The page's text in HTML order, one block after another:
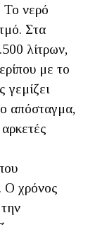
Το νερό
Στα
λίτρων,
με το
απόσταγμα,
Ο χρόνος